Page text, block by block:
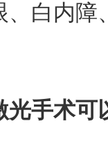
白内
光手术可